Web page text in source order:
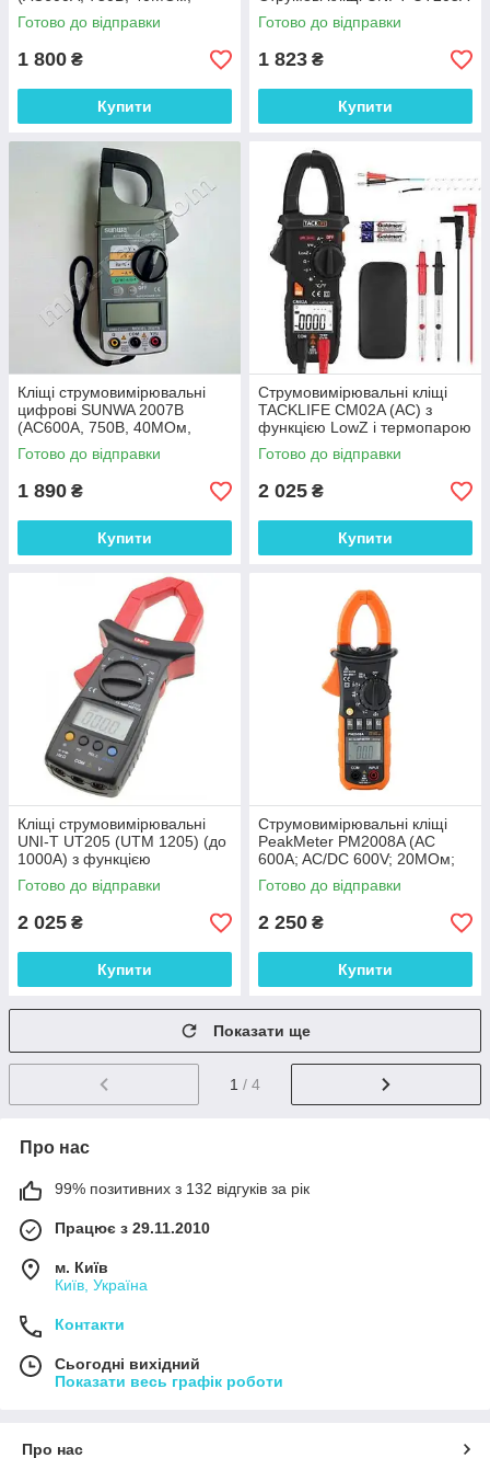
Ø25мм, звукова
продзвонювання)
Готово до відправки
1 800 ₴
Купити
Готово до відправки
1 823 ₴
Купити
Кліщі струмовимірювальні
цифрові SUNWA 2007B
(AC600A, 750В, 40МОм,
Ø25мм, звукова
продзвонювання)
Готово до відправки
1 890 ₴
Купити
Струмовимірювальні кліщі
TACKLIFE CM02A (AC) з
функцією LowZ і термопарою
Готово до відправки
2 025 ₴
Купити
Кліщі струмовимірювальні
UNI-T UT205 (UTM 1205) (до
1000A) з функцією
мультиметра
Готово до відправки
2 025 ₴
Купити
Струмовимірювальні кліщі
PeakMeter PM2008A (AC
600A; AC/DC 600V; 20МОм;
продзвонювання; тест діодів)
Готово до відправки
2 250 ₴
Купити
Показати ще
1 / 4
Про нас
99% позитивних з 132 відгуків за рік
Працює з 29.11.2010
м. Київ
Київ, Україна
Контакти
Сьогодні вихідний
Показати весь графік роботи
Про нас